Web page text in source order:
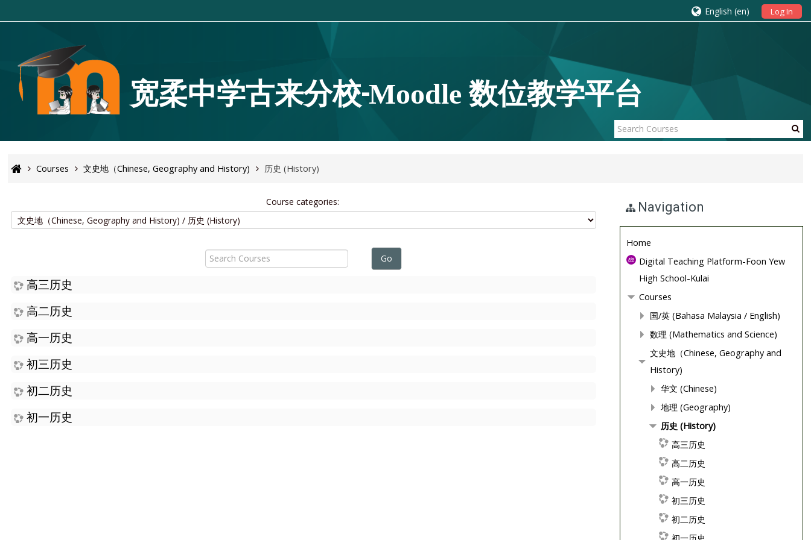
Log In
English ‎(en)‎
宽柔中学古来分校-Moodle 数位教学平台
Courses 文史地（Chinese, Geography and History) 历史 (History)
Course categories:
Courses
Go
高三历史
高二历史
高一历史
初三历史
初二历史
初一历史
Navigation
Home
Digital Teaching Platform-Foon Yew
High School-Kulai
Courses
国/英 (Bahasa Malaysia / English)
数理 (Mathematics and Science)
文史地（Chinese, Geography and
History)
华文 (Chinese)
地理 (Geography)
历史 (History)
高三历史
高二历史
高一历史
初三历史
初二历史